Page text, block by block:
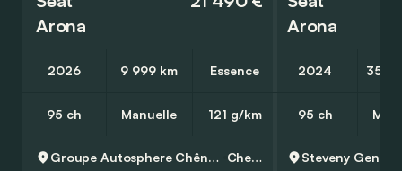
Arona
2026 9 999 km Essence
95 ch Manuelle 121 g/km
Groupe Autosphere Chênée - Skoda Chenee
Arona
2024 35
95 ch
Steveny